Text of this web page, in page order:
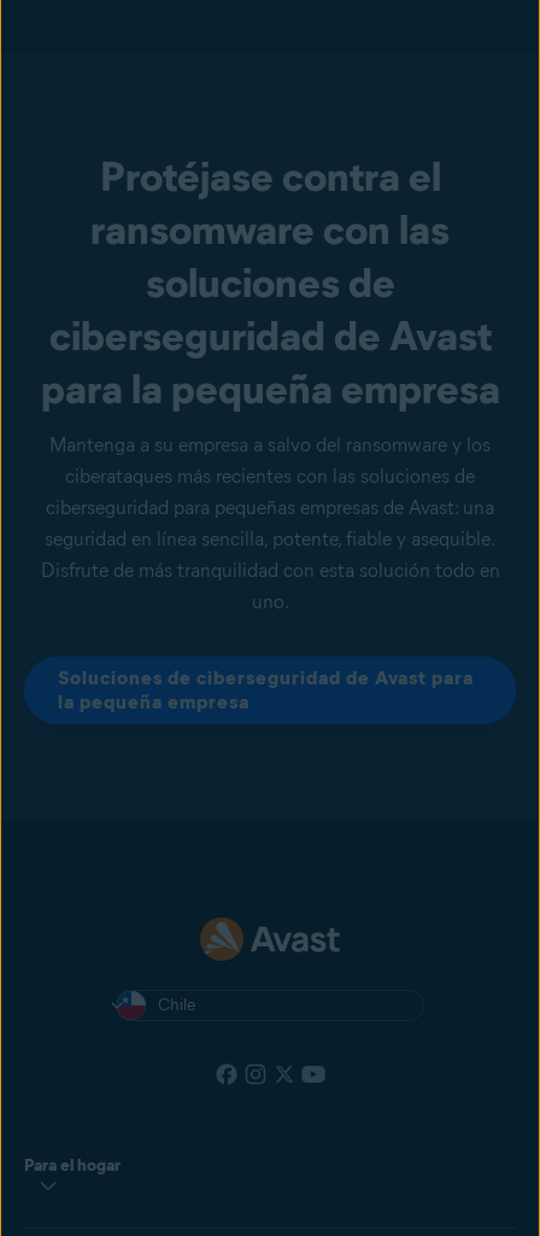
Protéjase contra el
ransomware con las
soluciones de
ciberseguridad de Avast
para la pequeña empresa
Mantenga a su empresa a salvo del ransomware y los
ciberataques más recientes con las soluciones de
ciberseguridad para pequeñas empresas de Avast: una
seguridad en línea sencilla, potente, fiable y asequible.
Disfrute de más tranquilidad con esta solución todo en
uno.
Soluciones de ciberseguridad de Avast para
la pequeña empresa
Chile
Para el hogar